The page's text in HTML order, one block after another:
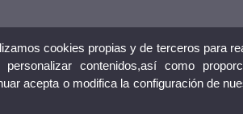
cookies propias y de terceros para
contenidos,así como
acepta o modifica la configuración de